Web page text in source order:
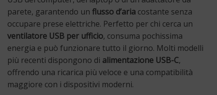
parete, garantendo un flusso d’aria costante senza
occupare prese elettriche. Perfetto per chi cerca un
ventilatore USB per ufficio, consuma pochissima
energia e può funzionare tutto il giorno. Molti modelli
più recenti dispongono di alimentazione USB-C,
offrendo una ricarica più veloce e una compatibilità
maggiore con i dispositivi moderni.